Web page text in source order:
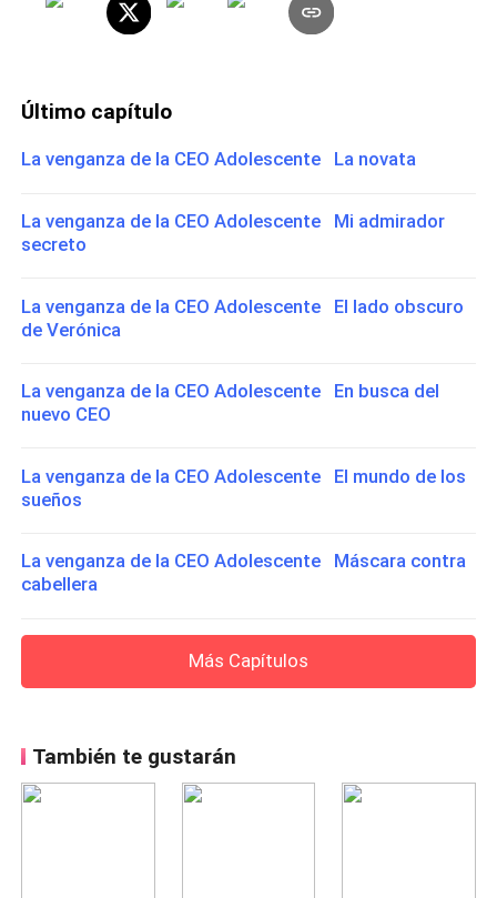
Último capítulo
La venganza de la CEO Adolescente La novata
La venganza de la CEO Adolescente Mi admirador
secreto
La venganza de la CEO Adolescente El lado obscuro
de Verónica
La venganza de la CEO Adolescente En busca del
nuevo CEO
La venganza de la CEO Adolescente El mundo de los
sueños
La venganza de la CEO Adolescente Máscara contra
cabellera
Más Capítulos
También te gustarán